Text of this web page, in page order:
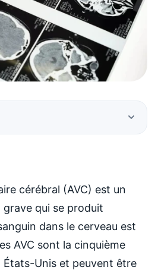
cérébral (AVC) est un
qui se produit
dans le cerveau est
AVC sont la cinquième
États-Unis et peuvent être